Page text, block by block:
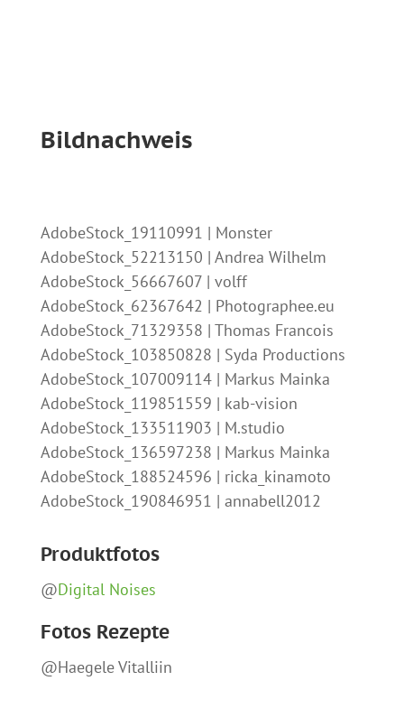
Bildnachweis
AdobeStock_19110991 | Monster
AdobeStock_52213150 | Andrea Wilhelm
AdobeStock_56667607 | volff
AdobeStock_62367642 | Photographee.eu
AdobeStock_71329358 | Thomas Francois
AdobeStock_103850828 | Syda Productions
AdobeStock_107009114 | Markus Mainka
AdobeStock_119851559 | kab-vision
AdobeStock_133511903 | M.studio
AdobeStock_136597238 | Markus Mainka
AdobeStock_188524596 | ricka_kinamoto
AdobeStock_190846951 | annabell2012
Produktfotos
@Digital Noises
Fotos Rezepte
@Haegele Vitalliin